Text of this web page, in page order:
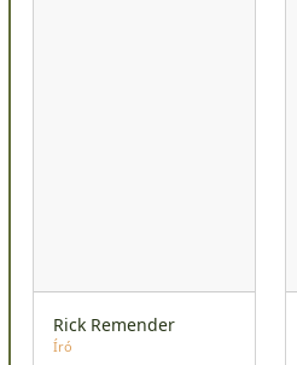
Rick Remender
Író